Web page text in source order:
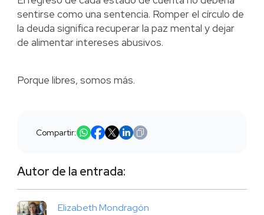
sentirse como una sentencia. Romper el círculo de
la deuda significa recuperar la paz mental y dejar
de alimentar intereses abusivos.
Porque libres, somos más.
Compartir:
Autor de la entrada:
Elizabeth Mondragón